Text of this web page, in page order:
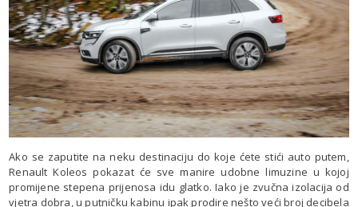
Ako se zaputite na neku destinaciju do koje ćete stići auto putem,
Renault Koleos pokazat će sve manire udobne limuzine u kojoj
promijene stepena prijenosa idu glatko. Iako je zvučna izolacija od
vjetra dobra, u putničku kabinu ipak prodire nešto veći broj decibela